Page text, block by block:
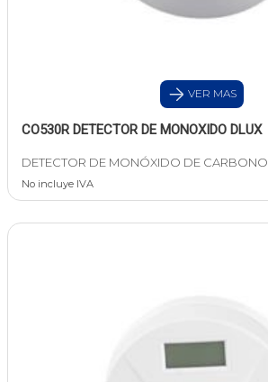
VER MAS
CO530R DETECTOR DE MONOXIDO DLUX
DETECTOR DE MONÓXIDO DE CARBONO
No incluye IVA